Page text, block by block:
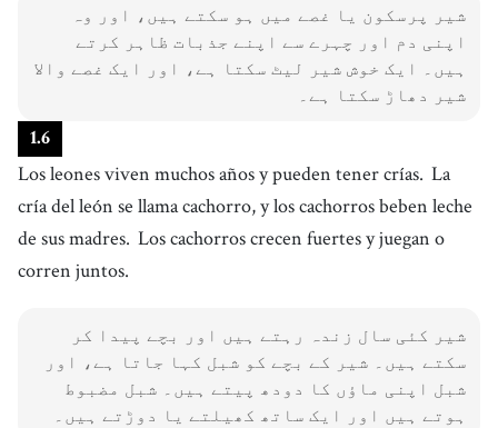
شیر پرسکون یا غصے میں ہو سکتے ہیں، اور وہ
اپنی دم اور چہرے سے اپنے جذبات ظاہر کرتے
ہیں۔ ایک خوش شیر لیٹ سکتا ہے، اور ایک غصے والا
شیر دھاڑ سکتا ہے۔
1.6
Los leones viven muchos años y pueden tener crías. La
cría del león se llama cachorro, y los cachorros beben leche
de sus madres. Los cachorros crecen fuertes y juegan o
corren juntos.
شیر کئی سال زندہ رہتے ہیں اور بچے پیدا کر
سکتے ہیں۔ شیر کے بچے کو شبل کہا جاتا ہے، اور
شبل اپنی ماؤں کا دودھ پیتے ہیں۔ شبل مضبوط
ہوتے ہیں اور ایک ساتھ کھیلتے یا دوڑتے ہیں۔